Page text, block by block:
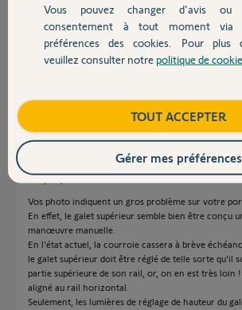
Devis avec un pro
Contact
Gilbert E.
il y a environ 3 ans
Participer au fil de
Réponses
Bonjour,
Vos photo indiquent un gros problème sur votre
En effet, le galet supérieur semble bien être conçu
manœuvre manuelle.
En l'état actuel, la courroie cassera à brève
le galet supérieur doit être réglé de telle sorte qu'il
partie supérieure de son rail, or, on en est très loin
aligné au rail horizontal.
Seulement, les lumières de réglage de hauteur du
Vous pouvez changer d'avis ou
consentement à tout moment
préférences des cookies. Pour plus
veuillez consulter notre politique de
TOUT ACCEPTER
Gérer mes préférences